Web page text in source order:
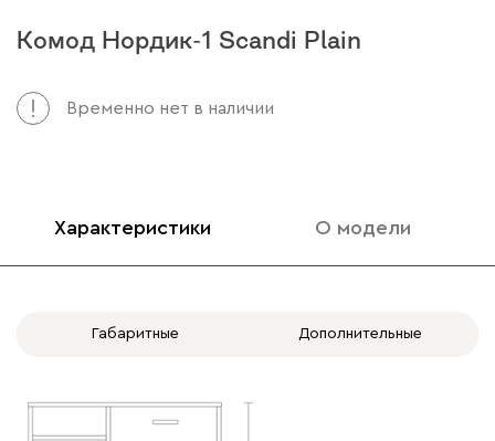
Комод Нордик-1 Scandi Plain
Временно нет в наличии
Характеристики О модели
Габаритные Дополнительные